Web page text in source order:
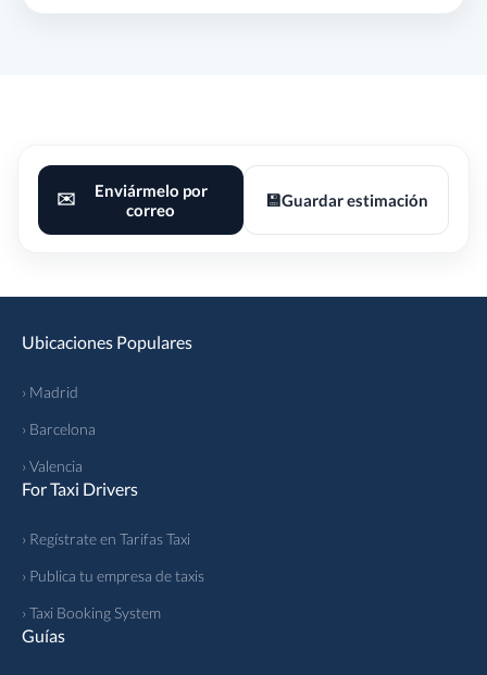
✉️
Enviármelo por
correo
💾Guardar estimación
Ubicaciones Populares
› Madrid
› Barcelona
› Valencia
For Taxi Drivers
› Regístrate en Tarifas Taxi
› Publica tu empresa de taxis
› Taxi Booking System
Guías